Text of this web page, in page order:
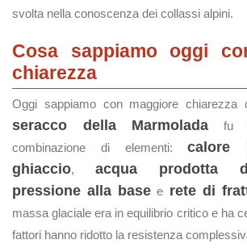
svolta nella conoscenza dei collassi alpini.
Cosa sappiamo oggi
chiarezza
Oggi sappiamo con maggiore
seracco della Marmolada fu
combinazione di elementi:calore
ghiaccio, acqua prodotta
pressione alla base e rete di
massa glaciale era in equilibrio critico e ha
fattori hanno ridotto la resistenza